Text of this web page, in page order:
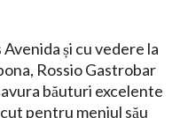
și cu vedere la
Rossio Gastrobar
băuturi excelente
pentru meniul său